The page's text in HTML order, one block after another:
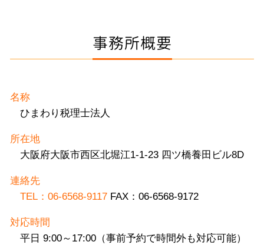
事務所概要
名称
ひまわり税理士法人
所在地
大阪府大阪市西区北堀江1-1-23 四ツ橋養田ビル8D
連絡先
TEL：06-6568-9117 FAX：06-6568-9172
対応時間
平日 9:00～17:00（事前予約で時間外も対応可能）